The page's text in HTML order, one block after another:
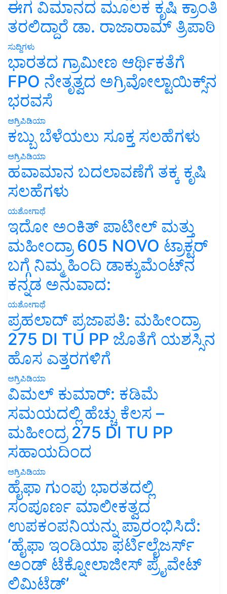
ಈಗ ವಿಮಾನದ ಮೂಲಕ ಕೃಷಿ ಕ್ರಾಂತಿ
ತರಲಿದ್ದಾರೆ ಡಾ. ರಾಜಾರಾಮ್ ತ್ರಿಪಾಠಿ
ಸುದ್ದಿಗಳು
ಭಾರತದ ಗ್ರಾಮೀಣ ಆರ್ಥಿಕತೆಗೆ
FPO ನೇತೃತ್ವದ ಅಗ್ರಿವೋಲ್ಟಾಯಿಕ್ಸ್‌ನ
ಭರವಸೆ
ಅಗ್ರಿಪಿಡಿಯಾ
ಕಬ್ಬು ಬೆಳೆಯಲು ಸೂಕ್ತ ಸಲಹೆಗಳು
ಅಗ್ರಿಪಿಡಿಯಾ
ಹವಾಮಾನ ಬದಲಾವಣೆಗೆ ತಕ್ಕ ಕೃಷಿ
ಸಲಹೆಗಳು
ಯಶೋಗಾಥೆ
ಇದೋ ಅಂಕಿತ್ ಪಾಟೀಲ್ ಮತ್ತು
ಮಹೀಂದ್ರಾ 605 NOVO ಟ್ರಾಕ್ಟರ್
ಬಗ್ಗೆ ನಿಮ್ಮ ಹಿಂದಿ ಡಾಕ್ಯುಮೆಂಟ್‌ನ
ಕನ್ನಡ ಅನುವಾದ:
ಯಶೋಗಾಥೆ
ಪ್ರಹಲಾದ್ ಪ್ರಜಾಪತಿ: ಮಹೀಂದ್ರಾ
275 DI TU PP ಜೊತೆಗೆ ಯಶಸ್ಸಿನ
ಹೊಸ ಎತ್ತರಗಳಿಗೆ
ಅಗ್ರಿಪಿಡಿಯಾ
ವಿಮಲ್ ಕುಮಾರ್: ಕಡಿಮೆ
ಸಮಯದಲ್ಲಿ ಹೆಚ್ಚು ಕೆಲಸ –
ಮಹೀಂದ್ರ 275 DI TU PP
ಸಹಾಯದಿಂದ
ಅಗ್ರಿಪಿಡಿಯಾ
ಹೈಫಾ ಗುಂಪು ಭಾರತದಲ್ಲಿ
ಸಂಪೂರ್ಣ ಮಾಲೀಕತ್ವದ
ಉಪಕಂಪನಿಯನ್ನು ಪ್ರಾರಂಭಿಸಿದೆ:
‘ಹೈಫಾ ಇಂಡಿಯಾ ಫರ್ಟಿಲೈಜರ್ಸ್
ಅಂಡ್ ಟೆಕ್ನೋಲಾಜೀಸ್ ಪ್ರೈವೇಟ್
ಲಿಮಿಟೆಡ್’